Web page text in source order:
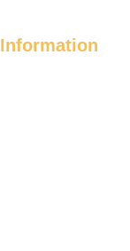
Information